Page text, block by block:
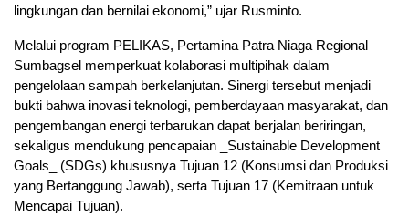
lingkungan dan bernilai ekonomi,” ujar Rusminto.
Melalui program PELIKAS, Pertamina Patra Niaga Regional
Sumbagsel memperkuat kolaborasi multipihak dalam
pengelolaan sampah berkelanjutan. Sinergi tersebut menjadi
bukti bahwa inovasi teknologi, pemberdayaan masyarakat, dan
pengembangan energi terbarukan dapat berjalan beriringan,
sekaligus mendukung pencapaian _Sustainable Development
Goals_ (SDGs) khususnya Tujuan 12 (Konsumsi dan Produksi
yang Bertanggung Jawab), serta Tujuan 17 (Kemitraan untuk
Mencapai Tujuan).